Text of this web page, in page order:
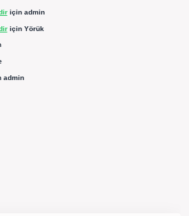
için admin
için Yörük
admin